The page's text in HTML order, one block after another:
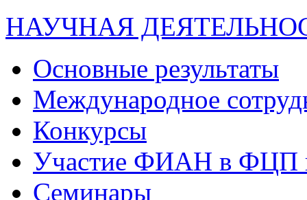
НАУЧНАЯ
Основные результаты
Международное
Конкурсы
Участие ФИАН в ФЦП
Семинары